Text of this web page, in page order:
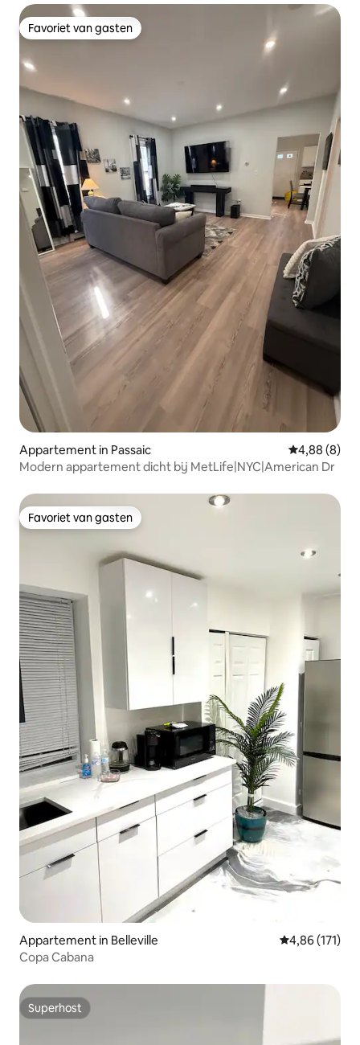
Favoriet van gasten
Favoriet van gasten
Appartement in Passaic Gemiddelde
4,88 (8)
Modern appartement dicht bij MetLife|NYC|American Dr
Favoriet van gasten
Favoriet van gasten
Appartement in Belleville Gemiddelde
4,86 (171)
Copa Cabana
Superhost
Superhost